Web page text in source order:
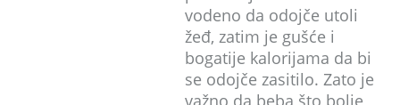
vodeno da odojče utoli
žeđ, zatim je gušće i
bogatije kalorijama da bi
se odojče zasitilo. Zato je
važno da beba što bolje